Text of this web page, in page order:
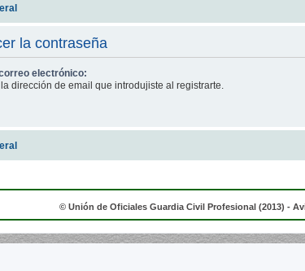
la contraseña
electrónico:
dirección de email que introdujiste al registrarte.
© Unión de Oficiales Guardia Civil Profesional (2013) -